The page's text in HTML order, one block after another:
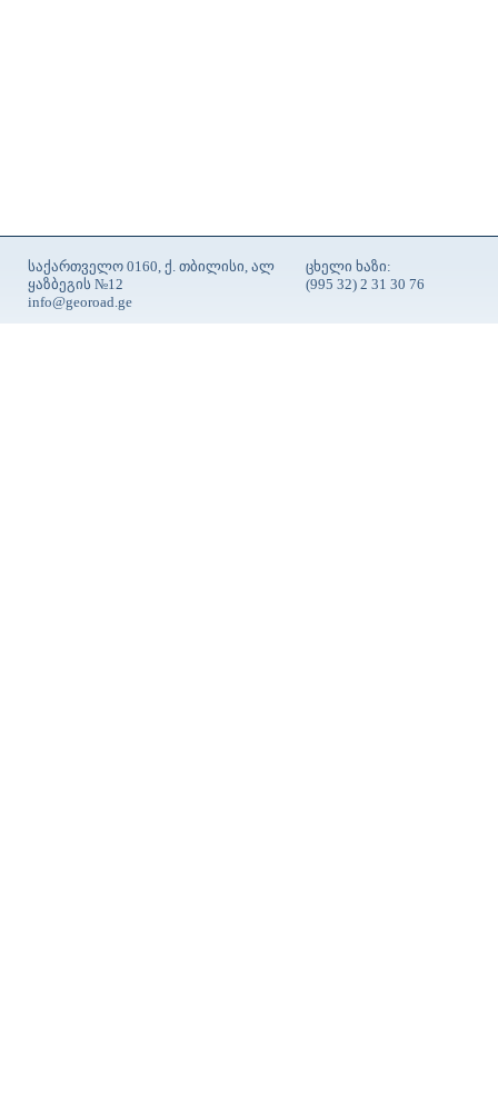
საქართველო 0160, ქ. თბილისი, ალ
ყაზბეგის №12
info@georoad.ge
ცხელი ხაზი:
(995 32) 2 31 30 76